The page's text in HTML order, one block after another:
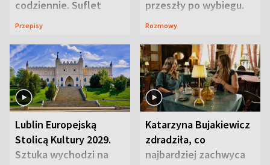
codziennie. Suflet
serowy zachwyca
Przepisy
przeszły po wybiegu.
Te stylizacje
Rozmowy
Lublin Europejską
Stolicą Kultury 2029.
Sztuka wychodzi na
Katarzyna Bujakiewicz
zdradziła, co
najbardziej zachwyca